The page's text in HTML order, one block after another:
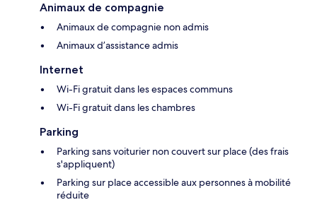
Animaux de compagnie
Animaux de compagnie non admis
Animaux d’assistance admis
Internet
Wi-Fi gratuit dans les espaces communs
Wi-Fi gratuit dans les chambres
Parking
Parking sans voiturier non couvert sur place (des frais
s'appliquent)
Parking sur place accessible aux personnes à mobilité
réduite